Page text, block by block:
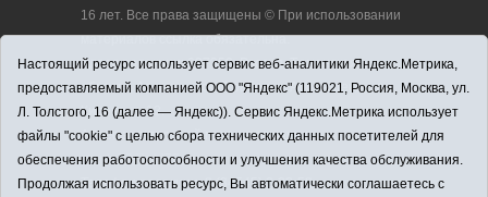
16 лет. Все права защищены © При использовании
материалов ссылка обязательна.
Адрес редакции: 627350, Россия, Тюменская
область, Аромашевский район, с. Аромашево, ул.
Кирова, д. 13.
Адрес электронной почты редакции:
strudu72@obl72.ru
Телефон редакции: 8 (34545) 2-30-58
Настоящий ресурс использует сервис веб-аналитики Яндекс.Метрика,
предоставляемый компанией ООО "Яндекс" (119021, Россия, Москва, ул.
Л. Толстого, 16 (далее — Яндекс)). Сервис Яндекс.Метрика использует
файлы "cookie" с целью сбора технических данных посетителей для
обеспечения работоспособности и улучшения качества обслуживания.
Продолжая использовать ресурс, Вы автоматически соглашаетесь с